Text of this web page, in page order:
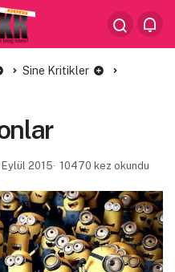
Sine Kritikler
Eylül 2015 10470 kez okundu